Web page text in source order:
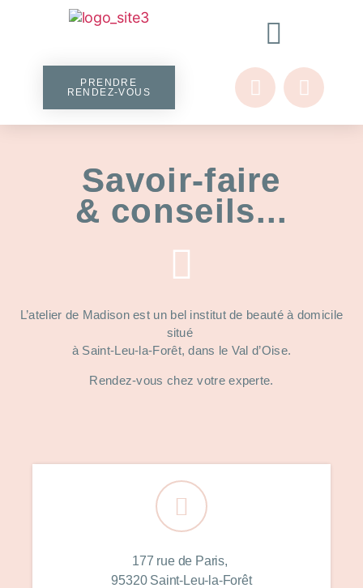
PRENDRE
RENDEZ-VOUS
Savoir-faire
& conseils...
L’atelier de Madison est un bel institut de beauté à domicile
situé
à Saint-Leu-la-Forêt, dans le Val d’Oise.
Rendez-vous chez votre experte.
177 rue de Paris,
95320 Saint-Leu-la-Forêt